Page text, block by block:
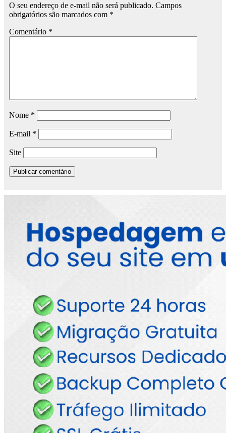
O seu endereço de e-mail não será publicado. Campos
obrigatórios são marcados com *
Comentário *
Nome *
E-mail *
Site